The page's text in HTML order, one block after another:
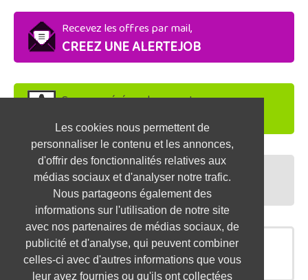
Les cookies nous permettent de
personnaliser le contenu et les annonces,
d'offrir des fonctionnalités relatives aux
médias sociaux et d'analyser notre trafic.
Nous partageons également des
informations sur l'utilisation de notre site
avec nos partenaires de médias sociaux, de
publicité et d'analyse, qui peuvent combiner
celles-ci avec d'autres informations que vous
leur avez fournies ou qu'ils ont collectées
Recevez les offres par mail,
CREEZ UNE ALERTEJOB
Soyez repéré par les recruteurs,
DEPOSEZ VOTRE CV
Préparez vos entretiens,
TESTEZ-VOUS
OFFRES SIMILAIRES